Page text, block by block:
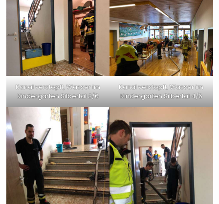
Kanal verstopft, Wasser im
Kindergarten Silbertal 3/6
Kanal verstopft, Wasser im
Kindergarten Silbertal 4/6